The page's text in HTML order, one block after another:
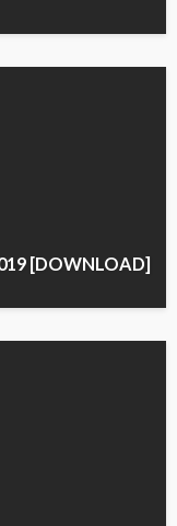
[DOWNLOAD]